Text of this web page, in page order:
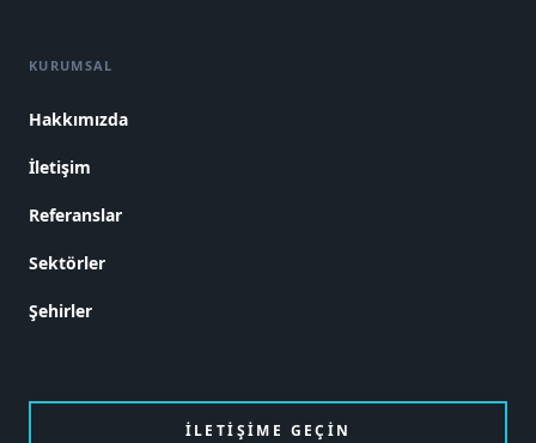
KURUMSAL
Hakkımızda
İletişim
Referanslar
Sektörler
Şehirler
İLETIŞIME GEÇIN